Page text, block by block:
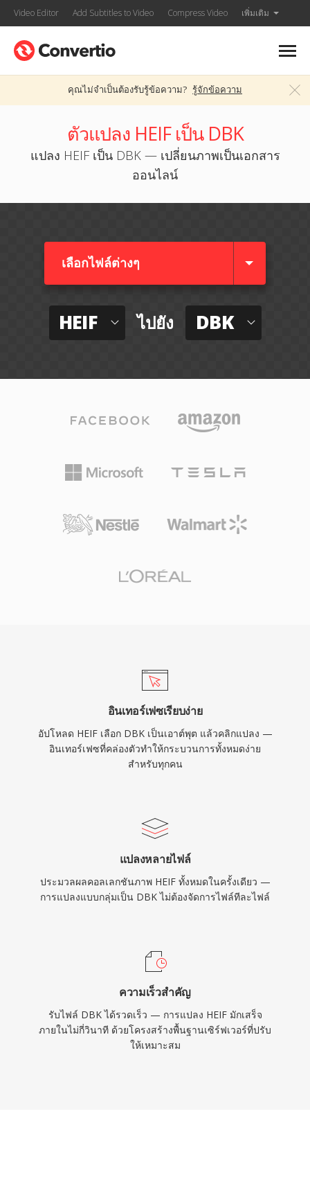
Video Editor Add Subtitles to Video Compress Video เพิ่มเติม
คุณไม่จำเป็นต้องรับรู้ข้อความ? รู้จักข้อความ
ตัวแปลง HEIF เป็น DBK
แปลง HEIF เป็น DBK — เปลี่ยนภาพเป็นเอกสาร
ออนไลน์
เลือกไฟล์ต่างๆ​
HEIF ไปยัง DBK
อินเทอร์เฟซเรียบง่าย
อัปโหลด HEIF เลือก DBK เป็นเอาต์พุต แล้วคลิกแปลง —
อินเทอร์เฟซที่คล่องตัวทำให้กระบวนการทั้งหมดง่าย
สำหรับทุกคน
แปลงหลายไฟล์
ประมวลผลคอลเลกชันภาพ HEIF ทั้งหมดในครั้งเดียว —
การแปลงแบบกลุ่มเป็น DBK ไม่ต้องจัดการไฟล์ทีละไฟล์
ความเร็วสำคัญ
รับไฟล์ DBK ได้รวดเร็ว — การแปลง HEIF มักเสร็จ
ภายในไม่กี่วินาที ด้วยโครงสร้างพื้นฐานเซิร์ฟเวอร์ที่ปรับ
ให้เหมาะสม